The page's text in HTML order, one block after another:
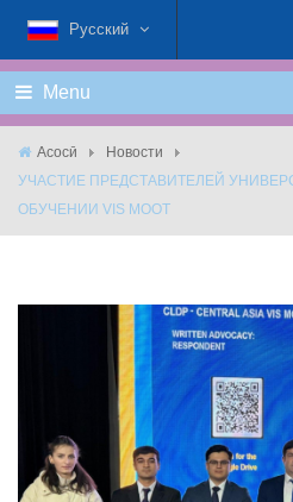
Русский
Menu
Асосӣ
Новости
УЧАСТИЕ ПРЕДСТАВИТЕЛЕЙ
ОБУЧЕНИИ VIS MOOT